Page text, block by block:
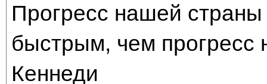
Прогресс нашей
быстрым, чем прогресс
Кеннеди